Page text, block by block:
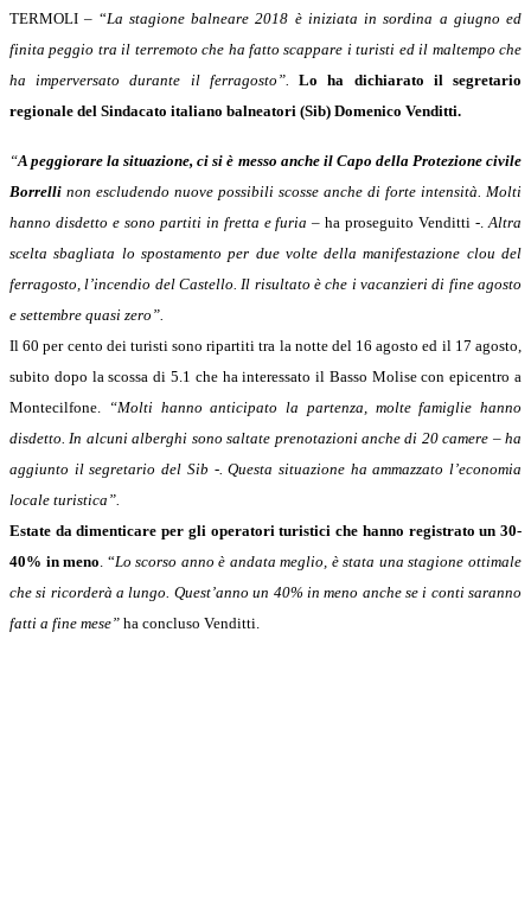
TERMOLI – “La stagione balneare 2018 è iniziata in sordina a giugno ed
finita peggio tra il terremoto che ha fatto scappare i turisti ed il maltempo che
ha imperversato durante il ferragosto”.
Lo ha dichiarato il segretario
regionale del Sindacato italiano balneatori (Sib) Domenico Venditti.
“A peggiorare la situazione, ci si è messo anche il Capo della Protezione civile
Borrelli non escludendo nuove possibili scosse anche di forte intensità. Molti
hanno disdetto e sono partiti in fretta e furia – ha proseguito Venditti -.Altra
scelta sbagliata lo spostamento per due volte della manifestazione clou del
ferragosto, l’incendio del Castello. Il risultato è che i vacanzieri di fine agosto
e settembre quasi zero”.
Il 60 per cento dei turisti sono ripartiti tra la notte del 16 agosto ed il 17 agosto,
subito dopo la scossa di 5.1 che ha interessato il Basso Molise con epicentro a
Montecilfone. “Molti hanno anticipato la partenza, molte famiglie hanno
disdetto. In alcuni alberghi sono saltate prenotazioni anche di 20 camere – ha
aggiunto il segretario del Sib -. Questa situazione ha ammazzato l’economia
locale turistica”.
Estate da dimenticare per gli operatori turistici che hanno registrato un 30-
40% in meno. “Lo scorso anno è andata meglio, è stata una stagione ottimale
che si ricorderà a lungo. Quest’anno un 40% in meno anche se i conti saranno
fatti a fine mese” ha concluso Venditti.